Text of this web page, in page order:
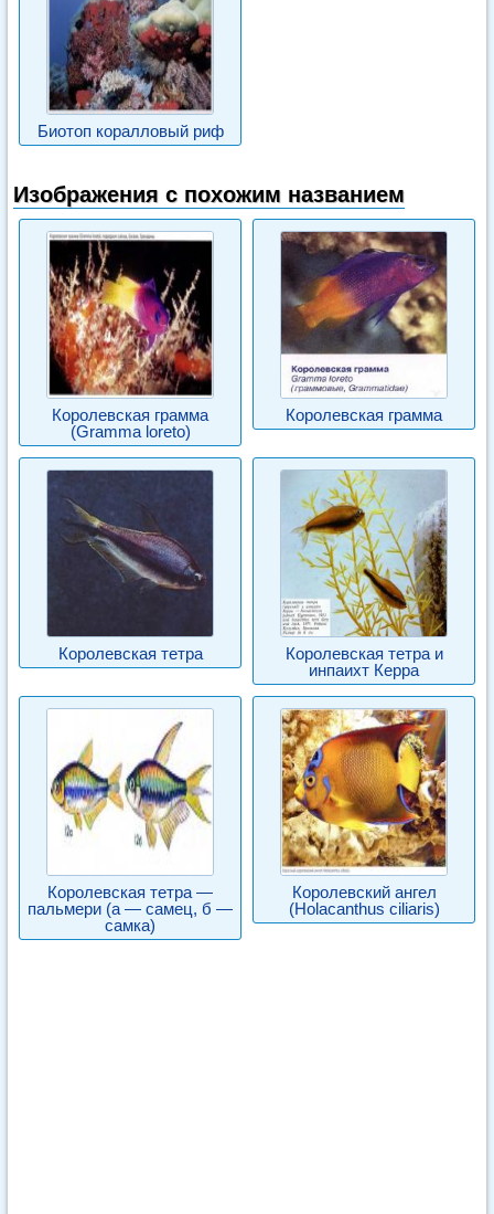
Биотоп коралловый риф
Изображения с похожим названием
Королевская грамма
(Gramma loreto)
Королевская грамма
Королевская тетра
Королевская тетра и
инпаихт Керра
Королевская тетра —
пальмери (а — самец, б —
самка)
Королевский ангел
(Holacanthus ciliaris)